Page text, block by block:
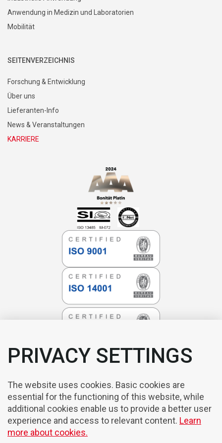
Anwendung in Medizin und Laboratorien
Mobilität
SEITENVERZEICHNIS
Forschung & Entwicklung
Über uns
Lieferanten-Info
News & Veranstaltungen
KARRIERE
PRIVACY SETTINGS
The website uses cookies. Basic cookies are
essential for the functioning of this website, while
additional cookies enable us to provide a better user
experience and access to relevant content. Learn
more about cookies.